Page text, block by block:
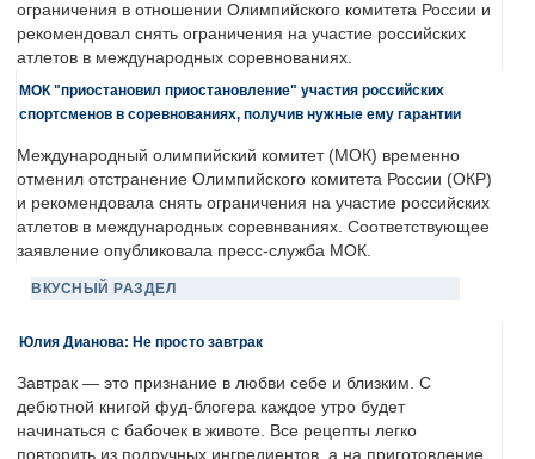
ограничения в отношении Олимпийского комитета России и
рекомендовал снять ограничения на участие российских
атлетов в международных соревнованиях.
МОК "приостановил приостановление" участия российских
спортсменов в соревнованиях, получив нужные ему гарантии
Международный олимпийский комитет (МОК) временно
отменил отстранение Олимпийского комитета России (ОКР)
и рекомендовала снять ограничения на участие российских
атлетов в международных соревнваниях. Соответствующее
заявление опубликовала пресс-служба МОК.
ВКУСНЫЙ РАЗДЕЛ
Юлия Дианова: Не просто завтрак
Завтрак — это признание в любви себе и близким. С
дебютной книгой фуд-блогера каждое утро будет
начинаться с бабочек в животе. Все рецепты легко
повторить из подручных ингредиентов, а на приготовление